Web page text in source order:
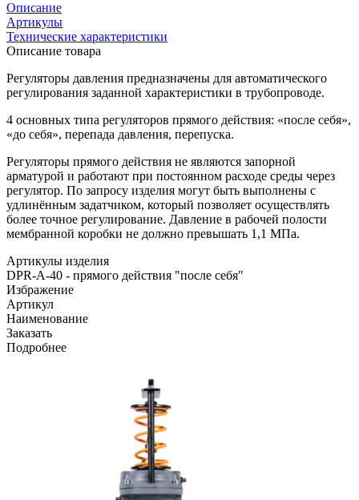
Описание
Артикулы
Технические характеристики
Описание товара
Регуляторы давления предназначены для автоматического
регулирования заданной характеристики в трубопроводе.
4 основных типа регуляторов прямого действия: «после себя»,
«до себя», перепада давления, перепуска.
Регуляторы прямого действия не являются запорной
арматурой и работают при постоянном расходе среды через
регулятор. По запросу изделия могут быть выполнены с
удлинённым задатчиком, который позволяет осуществлять
более точное регулирование. Давление в рабочей полости
мембранной коробки не должно превышать 1,1 МПа.
Артикулы изделия
DPR-A-40 - прямого действия "после себя"
Избражение
Артикул
Наименование
Заказать
Подробнее